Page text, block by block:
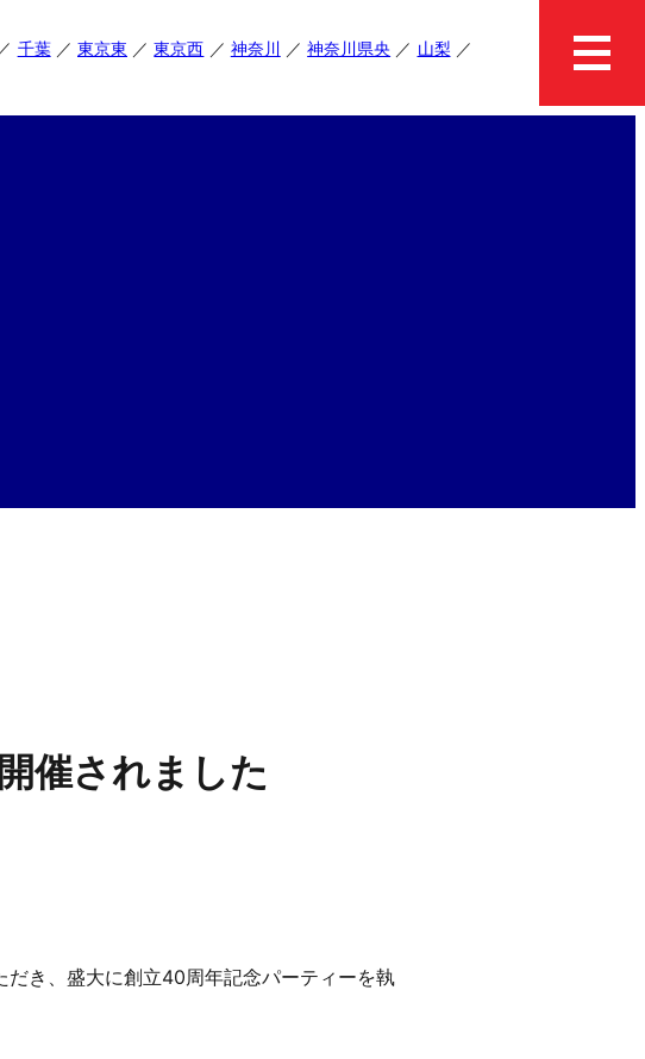
千葉 東京東 東京西 神奈川 神奈川県央
山梨
催されました
き、盛大に創立40周年記念パーティーを執